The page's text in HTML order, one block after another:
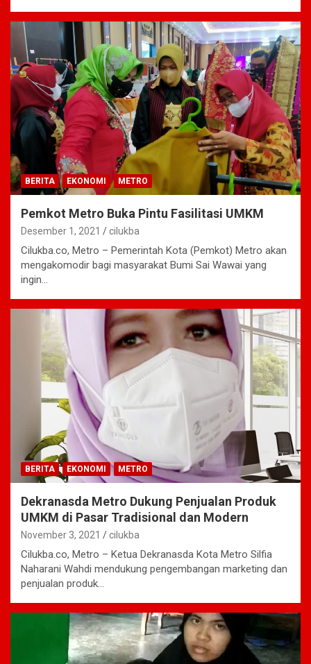
BERITA EKONOMI METRO
Pemkot Metro Buka Pintu Fasilitasi UMKM
Desember 1, 2021 cilukba
Cilukba.co, Metro – Pemerintah Kota (Pemkot) Metro akan
mengakomodir bagi masyarakat Bumi Sai Wawai yang
ingin…
BERITA EKONOMI METRO
Dekranasda Metro Dukung Penjualan Produk
UMKM di Pasar Tradisional dan Modern
November 3, 2021 cilukba
Cilukba.co, Metro – Ketua Dekranasda Kota Metro Silfia
Naharani Wahdi mendukung pengembangan marketing dan
penjualan produk…